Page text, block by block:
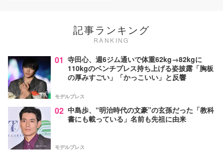
記事ランキング
RANKING
01 寺田心、週6ジム通いで体重62kg→82kgに
110kgのベンチプレス持ち上げる姿披露「胸板
の厚みすごい」「かっこいい」と反響
モデルプレス
02 中島歩、“明治時代の文豪”の玄孫だった「教科
書にも載っている」名前も先祖に由来
モデルプレス